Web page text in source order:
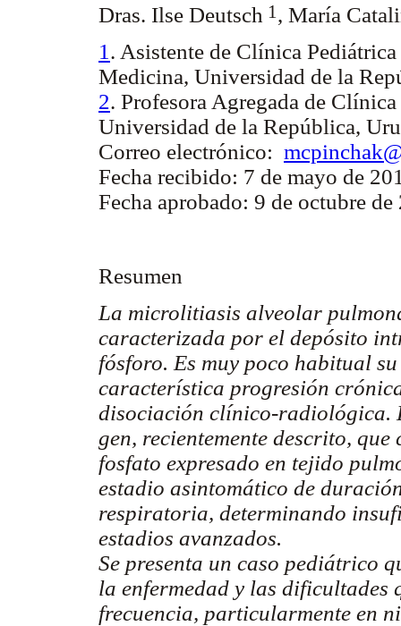
Dras. Ilse Deutsch 1 , María
1 . Asistente de Clínica
Medicina, Universidad de la
2. Profesora Agregada de
Universidad de la República,
Correo electrónico:
Fecha recibido: 7 de mayo de
Fecha aprobado: 9 de octubre
Resumen
La microlitiasis alveolar
caracterizada por el depósito
fósforo. Es muy poco habitual
característica progresión
disociación clínico-radiológica.
gen, recientemente descrito,
fosfato expresado en tejido
estadio asintomático de
respiratoria, determinando
estadios avanzados.
Se presenta un caso pediátrico
la enfermedad y las dificultades
frecuencia, particularmente en